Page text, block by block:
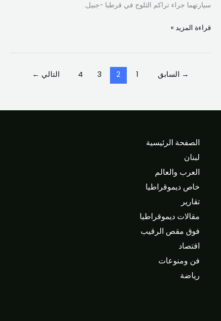
سيارتهما جراء تراكم الثلوج في قرطبا -جبيل.
قراءة المزيد »
→ السابق 1
2
3
4 التالي ←
الصفحة الرئيسية
لبنان
العرب والعالم
خاص ديموقراطيا
تقارير
مقالات ديموقراطيا
فوق مقص الرقيب
اقتصاد
فن ومنوعات
رياضة